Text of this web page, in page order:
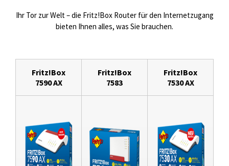
Ihr Tor zur Welt – die Fritz!Box Router für den Internetzugang
bieten Ihnen alles, was Sie brauchen.
Fritz!Box
7590 AX
Fritz!Box
7583
Fritz!Box
7530 AX